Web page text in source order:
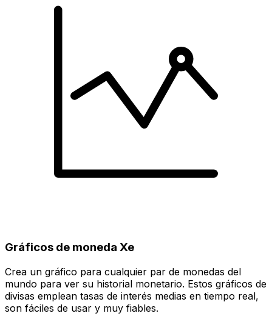
Gráficos de moneda Xe
Crea un gráfico para cualquier par de monedas del
mundo para ver su historial monetario. Estos gráficos de
divisas emplean tasas de interés medias en tiempo real,
son fáciles de usar y muy fiables.